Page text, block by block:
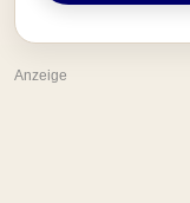
Anzeige